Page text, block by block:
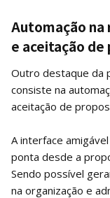
Automação na
e aceitação de
Outro destaque da
consiste na
aceitação de
A interface
ponta desde a
Sendo possível
na organização e